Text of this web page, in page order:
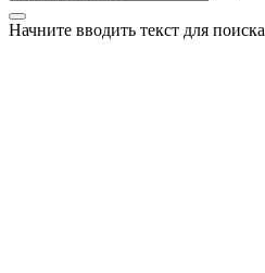
Начните вводить текст для поиска